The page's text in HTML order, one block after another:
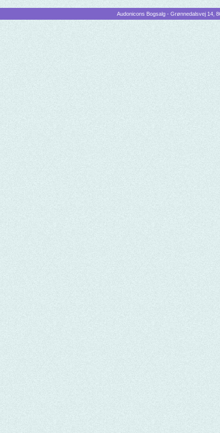
Audonicons Bogsalg - Grønnedalsvej 14,